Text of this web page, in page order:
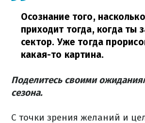
Осознание того,
приходит тогда, когда ты
сектор. Уже тогда
какая-то картина.
Поделитесь своими
сезона.
С точки зрения желаний и